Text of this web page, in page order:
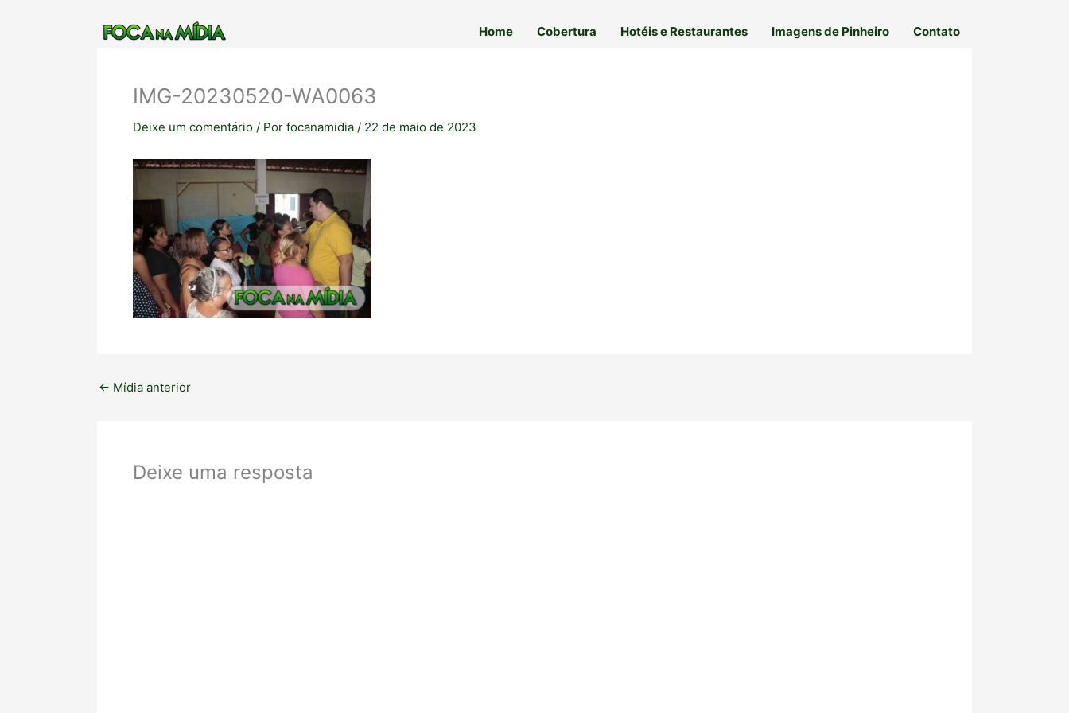
Home Cobertura Hotéis e Restaurantes Imagens de Pinheiro Contato
IMG-20230520-WA0063
Deixe um comentário / Por focanamidia / 22 de maio de 2023
← Mídia anterior
Deixe uma resposta